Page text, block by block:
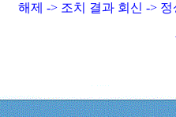
해제 -> 조치 결과 회신 ->